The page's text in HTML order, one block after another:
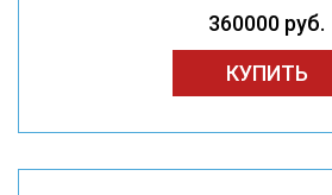
360000 руб.
КУПИТЬ